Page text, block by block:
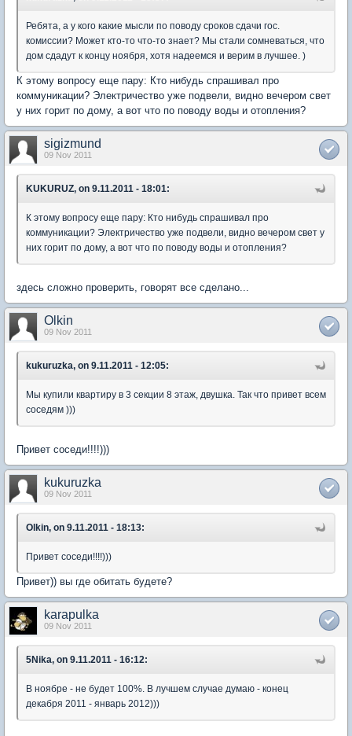
Ребята, а у кого какие мысли по поводу сроков сдачи гос.
комиссии? Может кто-то что-то знает? Мы стали сомневаться, что
дом сдадут к концу ноября, хотя надеемся и верим в лучшее. )
К этому вопросу еще пару: Кто нибудь спрашивал про
коммуникации? Электричество уже подвели, видно вечером свет
у них горит по дому, а вот что по поводу воды и отопления?
sigizmund
09 Nov 2011
KUKURUZ, on 9.11.2011 - 18:01:
К этому вопросу еще пару: Кто нибудь спрашивал про
коммуникации? Электричество уже подвели, видно вечером свет у
них горит по дому, а вот что по поводу воды и отопления?
здесь сложно проверить, говорят все сделано...
Olkin
09 Nov 2011
kukuruzka, on 9.11.2011 - 12:05:
Мы купили квартиру в 3 секции 8 этаж, двушка. Так что привет всем
соседям )))
Привет соседи!!!!)))
kukuruzka
09 Nov 2011
Olkin, on 9.11.2011 - 18:13:
Привет соседи!!!!)))
Привет)) вы где обитать будете?
karapulka
09 Nov 2011
5Nika, on 9.11.2011 - 16:12:
В ноябре - не будет 100%. В лучшем случае думаю - конец
декабря 2011 - январь 2012)))